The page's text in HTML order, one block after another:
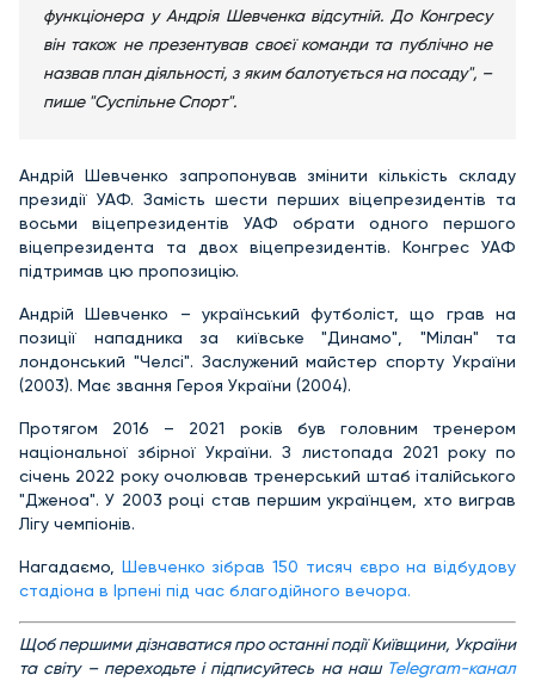
функціонера у Андрія Шевченка відсутній. До Конгресу
він також не презентував своєї команди та публічно не
назвав план діяльності, з яким балотується на посаду", –
пише "Суспільне Спорт".
Андрій Шевченко запропонував змінити кількість складу
президії УАФ. Замість шести перших віцепрезидентів та
восьми віцепрезидентів УАФ обрати одного першого
віцепрезидента та двох віцепрезидентів. Конгрес УАФ
підтримав цю пропозицію.
Андрій Шевченко – український футболіст, що грав на
позиції нападника за київське "Динамо", "Мілан" та
лондонський "Челсі". Заслужений майстер спорту України
(2003). Має звання Героя України (2004).
Протягом 2016 – 2021 років був головним тренером
національної збірної України. З листопада 2021 року по
січень 2022 року очолював тренерський штаб італійського
"Дженоа". У 2003 році став першим українцем, хто виграв
Лігу чемпіонів.
Нагадаємо, Шевченко зібрав 150 тисяч євро на відбудову
стадіона в Ірпені під час благодійного вечора.
Щоб першими дізнаватися про останні події Київщини, України
та світу – переходьте і підписуйтесь на наш Telegram-канал